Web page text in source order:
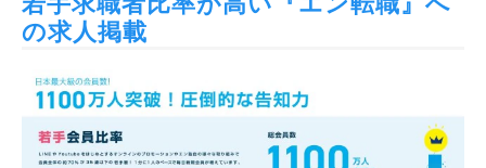
の求人掲載